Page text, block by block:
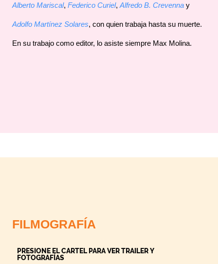
Alberto Mariscal, Federico Curiel, Alfredo B. Crevenna y
Adolfo Martínez Solares, con quien trabaja hasta su muerte.
En su trabajo como editor, lo asiste siempre Max Molina.
FILMOGRAFÍA
PRESIONE EL CARTEL PARA VER TRAILER Y
FOTOGRAFÍAS